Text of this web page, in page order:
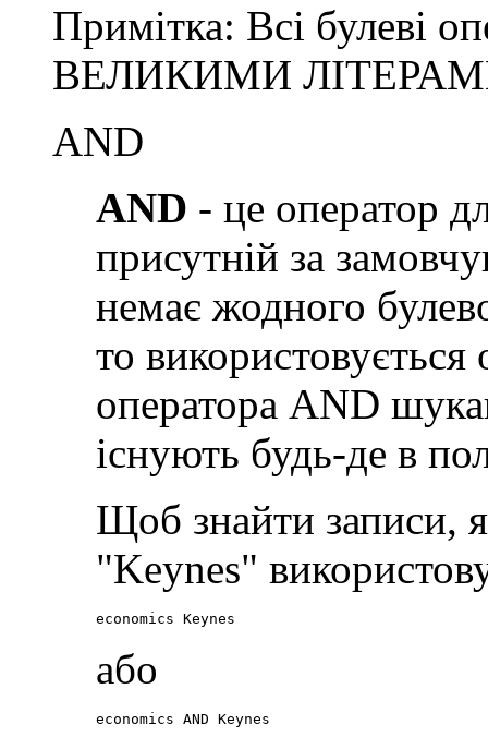
Примітка: Всі булеві
ВЕЛИКИМИ
AND
AND - це оператор
присутній за
немає жодного
то
оператора AND
існують будь-де в
Щоб знайти записи,
"Keynes"
economics Keynes
або
economics AND Keynes